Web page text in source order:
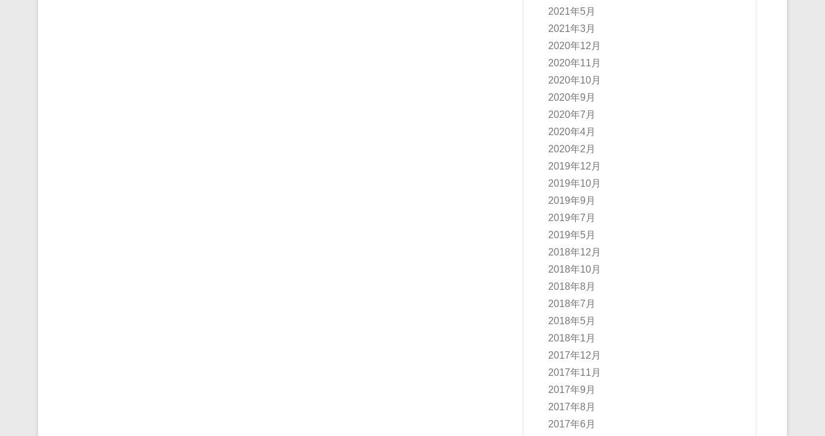
2021年5月
2021年3月
2020年12月
2020年11月
2020年10月
2020年9月
2020年7月
2020年4月
2020年2月
2019年12月
2019年10月
2019年9月
2019年7月
2019年5月
2018年12月
2018年10月
2018年8月
2018年7月
2018年5月
2018年1月
2017年12月
2017年11月
2017年9月
2017年8月
2017年6月